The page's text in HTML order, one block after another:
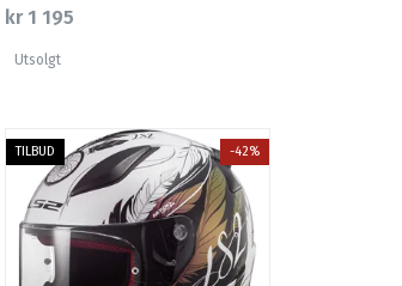
kr 1 195
Utsolgt
TILBUD -42%